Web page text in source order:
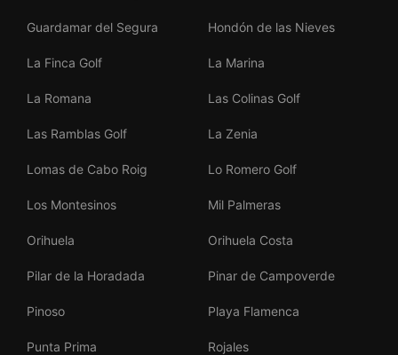
Guardamar del Segura Hondón de las Nieves
La Finca Golf La Marina
La Romana Las Colinas Golf
Las Ramblas Golf La Zenia
Lomas de Cabo Roig Lo Romero Golf
Los Montesinos Mil Palmeras
Orihuela Orihuela Costa
Pilar de la Horadada Pinar de Campoverde
Pinoso Playa Flamenca
Punta Prima Rojales